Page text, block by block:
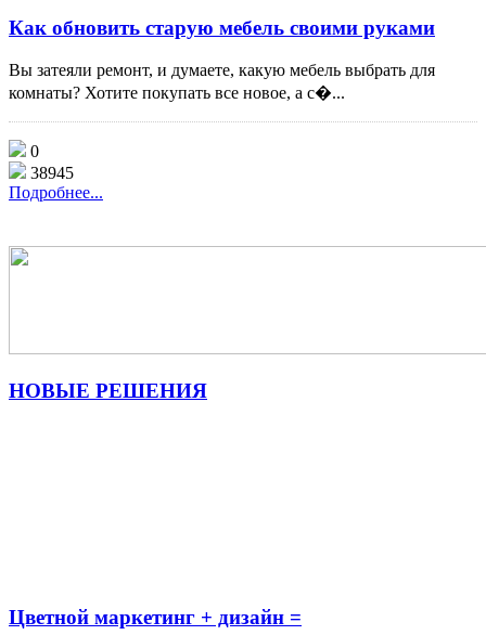
Как обновить старую мебель своими руками
Вы затеяли ремонт, и думаете, какую мебель выбрать для
комнаты? Хотите покупать все новое, а с�...
0
38945
Подробнее...
НОВЫЕ РЕШЕНИЯ
Цветной маркетинг + дизайн =